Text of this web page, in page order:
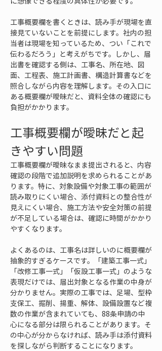
工事概要欄を書くときは、読み手が現場を直
接見ていないことを前提にします。社内の担
当者は現場を知っているため、つい「これで
伝わるだろう」と考えがちです。しかし、届
出書を確認する側は、工事名、所在地、図
面、工程表、施工計画書、構造計算書などを
照合しながら内容を理解します。その入口に
ある概要欄が曖昧だと、資料全体の確認にも
負担がかかります。
工事概要欄が曖昧だと起
きやすい問題
工事概要欄が曖昧なまま提出されると、内容
確認の段階で追加説明を求められることがあ
ります。特に、対象設備や対象工事の範囲が
読み取りにくい場合、添付資料との整合性が
見えにくい場合、施工方法や安全対策の前提
が不足している場合は、確認に時間がかかり
やすくなります。
よくあるのは、工事名は詳しいのに概要欄が
抽象的すぎるケースです。「建築工事一式」
「改修工事一式」「仮設工事一式」のような
表現だけでは、届出対象となる作業の中身が
分かりません。実際の工事では、足場、型枠
支保工、掘削、揚重、解体、設備設置など複
数の作業が含まれていても、88条申請の中
心になる部分は限られることがあります。そ
の中心が分からなければ、読み手は添付資料
を探しながら判断することになります。